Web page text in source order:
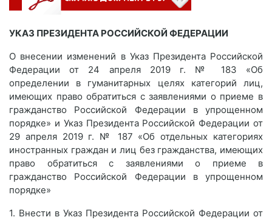
УКАЗ ПРЕЗИДЕНТА РОССИЙСКОЙ ФЕДЕРАЦИИ
О внесении изменений в Указ Президента Российской
Федерации от 24 апреля 2019 г. № 183 «Об
определении в гуманитарных целях категорий лиц,
имеющих право обратиться с заявлениями о приеме в
гражданство Российской Федерации в упрощенном
порядке» и Указ Президента Российской Федерации от
29 апреля 2019 г. № 187 «Об отдельных категориях
иностранных граждан и лиц без гражданства, имеющих
право обратиться с заявлениями о приеме в
гражданство Российской Федерации в упрощенном
порядке»
1. Внести в Указ Президента Российской Федерации от